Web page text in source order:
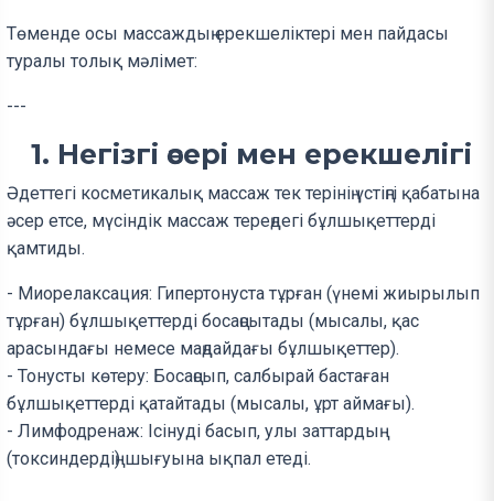
Төменде осы массаждың ерекшеліктері мен пайдасы
туралы толық мәлімет:
---
1. Негізгі әсері мен ерекшелігі
Әдеттегі косметикалық массаж тек терінің үстіңгі қабатына
әсер етсе, мүсіндік массаж тереңдегі бұлшықеттерді
қамтиды.
- Миорелаксация: Гипертонуста тұрған (үнемі жиырылып
тұрған) бұлшықеттерді босаңсытады (мысалы, қас
арасындағы немесе маңдайдағы бұлшықеттер).
- Тонусты көтеру: Босаңсып, салбырай бастаған
бұлшықеттерді қатайтады (мысалы, ұрт аймағы).
- Лимфодренаж: Ісінуді басып, улы заттардың
(токсиндердің) шығуына ықпал етеді.